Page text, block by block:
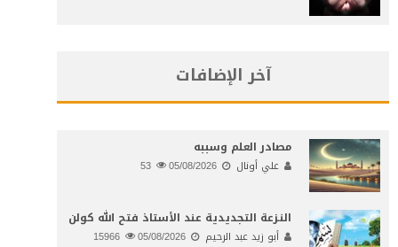
آخر الإضافات
مصادر العلم وسببه
علي أونال 05/08/2026
النـزعة التجديدية عند الأستاذ فتح الله كولن
أبو زيد عبد الرحيم 05/08/2026